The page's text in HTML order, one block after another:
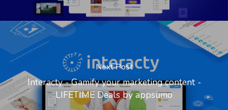
Next Post
Interacty - Gamify your marketing content -
LIFETIME Deals by appsumo